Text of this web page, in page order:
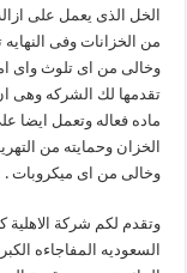
الخل الذى يعمل على
من الخزانات وفى
وخالى من اى تلوث واى
تقدمها لك الشركه وهى
ماده فعاله وتعمل ايضا
الخزان وحمايته من
وخالى من اى ميكروبات .
وتقدم لكم شركة الاهلية